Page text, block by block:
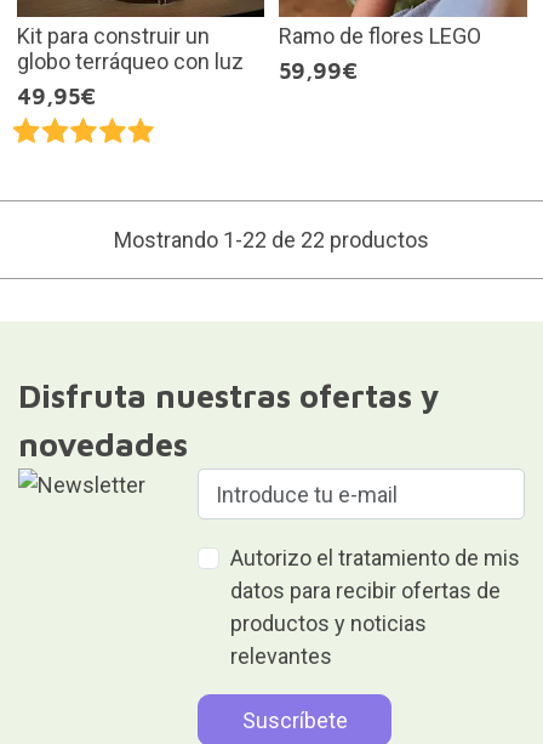
Kit para construir un
globo terráqueo con luz
49,95€
Ramo de flores LEGO
59,99€
Mostrando 1-22 de 22 productos
Disfruta nuestras ofertas y
novedades
Autorizo el tratamiento de mis
datos para recibir ofertas de
productos y noticias
relevantes